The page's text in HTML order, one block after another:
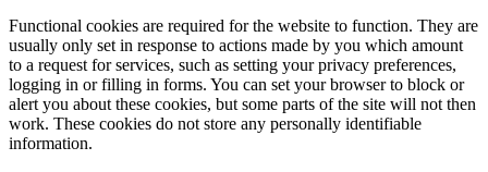
Functional cookies are required for the website to function. They are
usually only set in response to actions made by you which amount
to a request for services, such as setting your privacy preferences,
logging in or filling in forms. You can set your browser to block or
alert you about these cookies, but some parts of the site will not then
work. These cookies do not store any personally identifiable
information.